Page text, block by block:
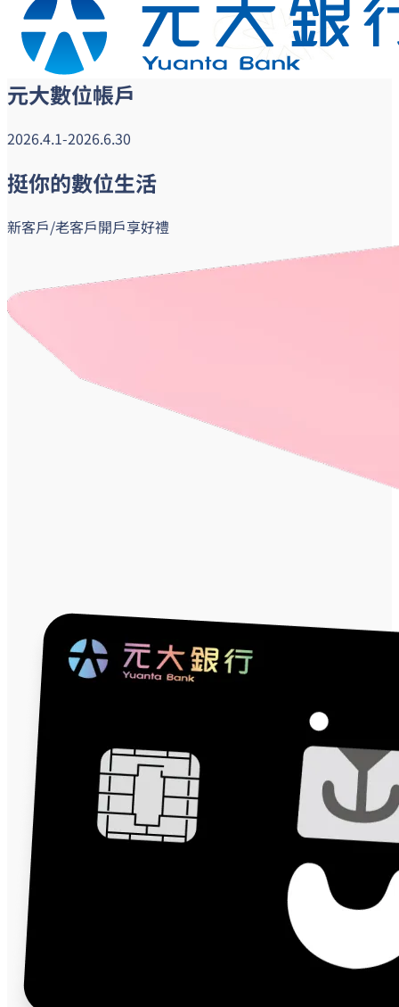
元大數位帳戶
2026.4.1-2026.6.30
挺你的數位生活
新客戶/老客戶開戶享好禮